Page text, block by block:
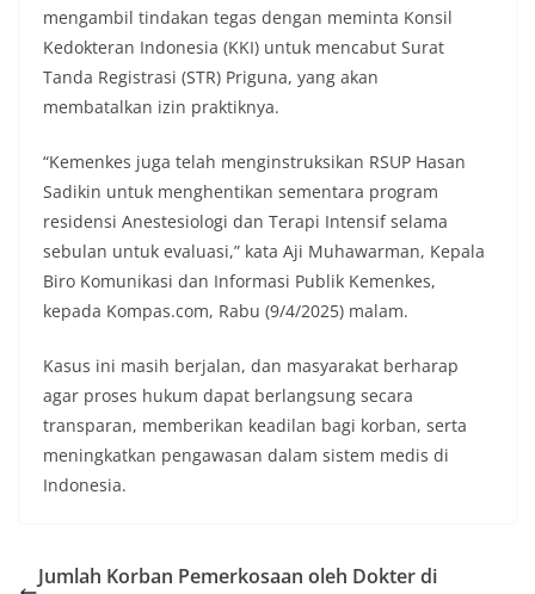
mengambil tindakan tegas dengan meminta Konsil
Kedokteran Indonesia (KKI) untuk mencabut Surat
Tanda Registrasi (STR) Priguna, yang akan
membatalkan izin praktiknya.
“Kemenkes juga telah menginstruksikan RSUP Hasan
Sadikin untuk menghentikan sementara program
residensi Anestesiologi dan Terapi Intensif selama
sebulan untuk evaluasi,” kata Aji Muhawarman, Kepala
Biro Komunikasi dan Informasi Publik Kemenkes,
kepada Kompas.com, Rabu (9/4/2025) malam.
Kasus ini masih berjalan, dan masyarakat berharap
agar proses hukum dapat berlangsung secara
transparan, memberikan keadilan bagi korban, serta
meningkatkan pengawasan dalam sistem medis di
Indonesia.
Jumlah Korban Pemerkosaan oleh Dokter di